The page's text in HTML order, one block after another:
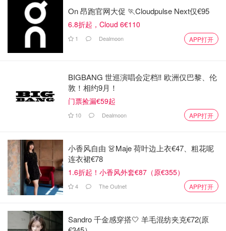
On 昂跑官网大促 🏃Cloudpulse Next仅€95
6.8折起，Cloud 6€110
1 Dealmoon APP打开
BIGBANG 世巡演唱会定档‼️ 欧洲仅巴黎、伦
敦！相约9月！
门票捡漏€59起
10 Dealmoon APP打开
小香风自由 👗Maje 荷叶边上衣€47、粗花呢
连衣裙€78
1.6折起！小香风外套€87（原€355）
4 The Outnet APP打开
Sandro 千金感穿搭🤍 羊毛混纺夹克€72(原